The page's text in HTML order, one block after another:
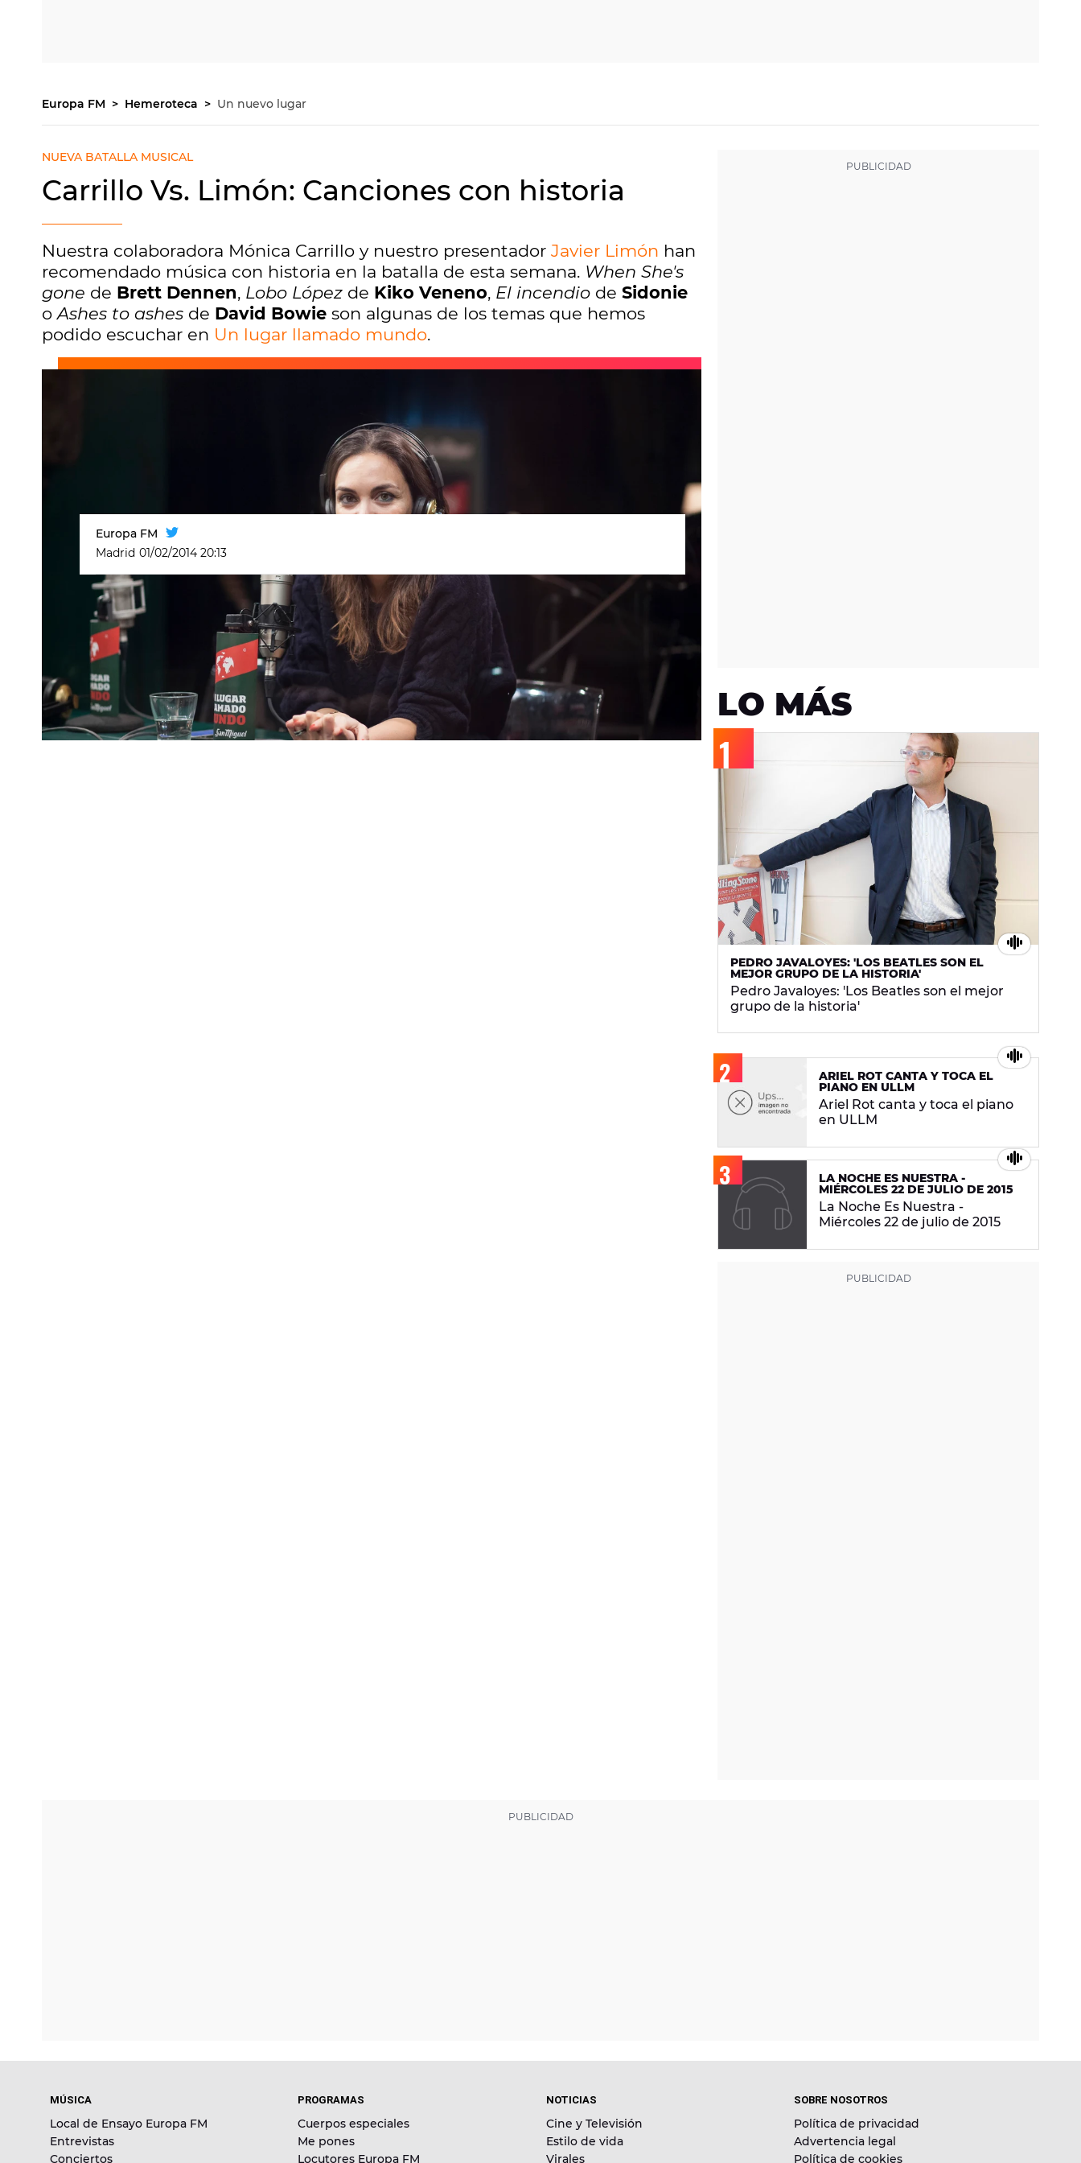
Europa FM Hemeroteca Un nuevo lugar
NUEVA BATALLA MUSICAL
Carrillo Vs. Limón: Canciones con historia
Nuestra colaboradora Mónica Carrillo y nuestro presentador Javier Limón han
recomendado música con historia en la batalla de esta semana. When She's
gone de Brett Dennen, Lobo López de Kiko Veneno, El incendio de Sidonie
oAshes to ashes de David Bowie son algunas de los temas que hemos
podido escuchar en Un lugar llamado mundo.
Europa FM
Madrid 01/02/2014 20:13
Música en streaming Un lugar llamado mundo Mónica Carrillo Música en directo
LO MÁS
PEDRO JAVALOYES: 'LOS BEATLES SON EL
MEJOR GRUPO DE LA HISTORIA'
Pedro Javaloyes: 'Los Beatles son el mejor
grupo de la historia'
ARIEL ROT CANTA Y TOCA EL
PIANO EN ULLM
Ariel Rot canta y toca el piano
en ULLM
LA NOCHE ES NUESTRA -
MIÉRCOLES 22 DE JULIO DE 2015
La Noche Es Nuestra -
Miércoles 22 de julio de 2015
MÚSICA
Local de Ensayo Europa FM
Entrevistas
Conciertos
PROGRAMAS
Cuerpos especiales
Me pones
Locutores Europa FM
NOTICIAS
Cine y Televisión
Estilo de vida
Virales
SOBRE NOSOTROS
Política de privacidad
Advertencia legal
Política de cookies